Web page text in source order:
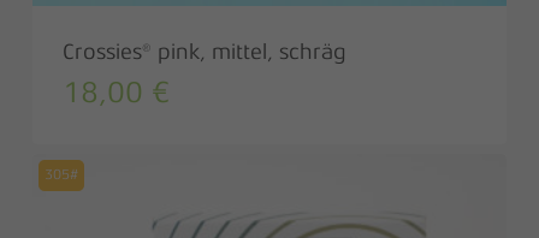
Crossies® pink, mittel, schräg
18,00 €
305#